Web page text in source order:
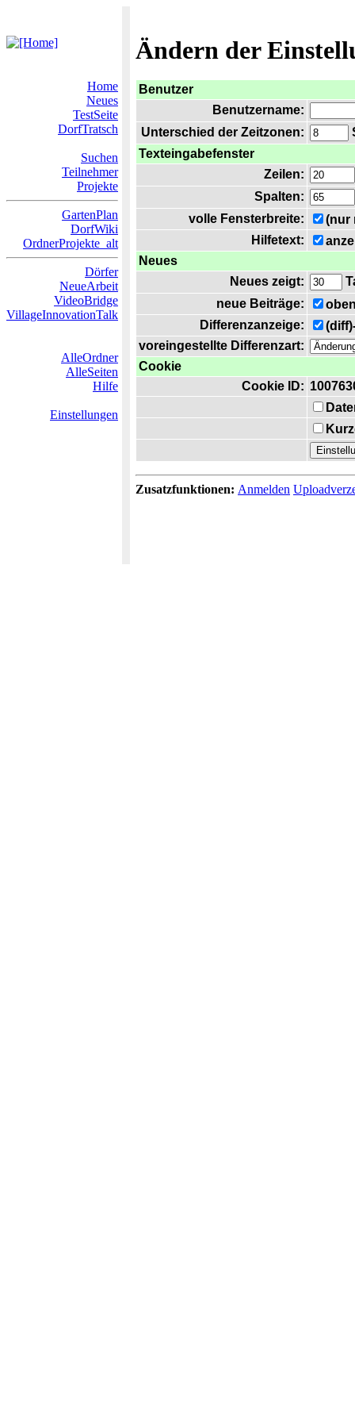
Ändern der
Home
Neues
TestSeite
DorfTratsch
Suchen
Teilnehmer
Projekte
GartenPlan
DorfWiki
OrdnerProjekte_alt
Dörfer
NeueArbeit
VideoBridge
VillageInnovationTalk
AlleOrdner
AlleSeiten
Hilfe
Einstellungen
Benutzer
Benutzername:
Unterschied der Zeitzonen:
Texteingabefenster
Zeilen:
Spalten:
volle Fensterbreite:
(nur
Hilfetext:
Neues
Neues zeigt:
neue Beiträge:
Differenzanzeige:
voreingestellte Differenzart:
Cookie
Cookie ID:
Zusatzfunktionen: Anmelden